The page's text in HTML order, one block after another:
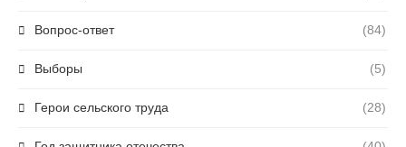
Вопрос-ответ (84)
Выборы (5)
Герои сельского труда (28)